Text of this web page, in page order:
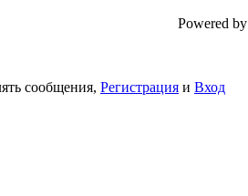
Powered by
сообщения, Регистрация и Вход